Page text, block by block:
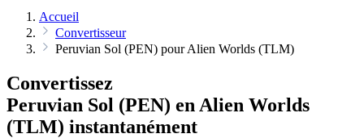
Accueil
Convertisseur
Peruvian Sol (PEN) pour Alien Worlds (TLM)
Convertissez
Peruvian Sol (PEN) en Alien Worlds
(TLM) instantanément